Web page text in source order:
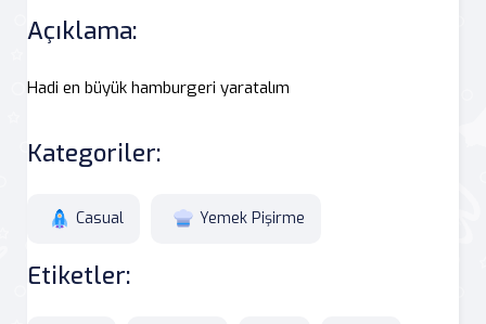
Açıklama:
Hadi en büyük hamburgeri yaratalım
Kategoriler:
Casual Yemek Pişirme
Etiketler: